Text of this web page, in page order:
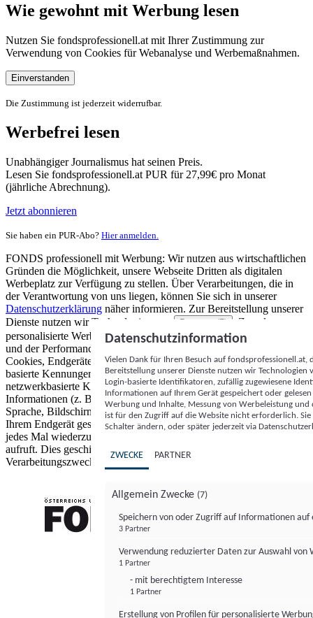
Wie gewohnt mit Werbung lesen
Nutzen Sie fondsprofessionell.at mit Ihrer Zustimmung zur
Verwendung von Cookies für Webanalyse und Werbemaßnahmen.
Einverstanden
Die Zustimmung ist jederzeit widerrufbar.
Werbefrei lesen
Unabhängiger Journalismus hat seinen Preis.
Lesen Sie fondsprofessionell.at PUR für 27,99€ pro Monat
(jährliche Abrechnung).
Jetzt abonnieren
Sie haben ein PUR-Abo? Hier anmelden.
FONDS professionell mit Werbung: Wir nutzen aus wirtschaftlichen
Gründen die Möglichkeit, unsere Webseite Dritten als digitalen
Werbeplatz zur Verfügung zu stellen. Über Verarbeitungen, die in
der Verantwortung von uns liegen, können Sie sich in unserer
Datenschutzerklärung näher informieren. Zur Bereitstellung unserer
Dienste nutzen wir Technologien von
Partnern (5)
. Zwecke:
personalisierte Werbung und Inhalte, Messung von Werbeleistung
und der Performance von Inhalten sowie Zielgruppenforschung.
Cookies, Endgeräte- oder ähnliche Online-Kennungen (z. B. login-
basierte Kennungen, zufällig generierte Kennungen,
netzwerkbasierte Kennungen) können zusammen mit anderen
Informationen (z. B. Browsertyp und Browserinformationen,
Sprache, Bildschirmgröße, unterstützte Technologien usw.) auf
Ihrem Endgerät gespeichert oder von dort ausgelesen werden, um es
jedes Mal wiederzuerkennen, wenn es eine App oder einer Webseite
aufruft. Dies geschieht für einen oder mehrere der hier aufgeführten
Verarbeitungszwecke.
Datenschutzinformation
Vielen Dank für Ihren Besuch auf
Bereitstellung unserer Dienste nutzen wir Technologien
Login-basierte Identifikatoren, zufällig zugewiesene
Informationen auf Ihrem Gerät gespeichert oder
Werbung und Inhalte, Messung von Werbeleistung
ist für den Zugriff auf die Website nicht erforderlich.
Schalter ändern, oder später jederzeit via
ZWECKE PARTNER
Allgemein Zwecke (7)
Speichern von oder Zugriff auf Informationen auf
3 Partner
Verwendung reduzierter Daten zur Auswahl von
1 Partner
- mit berechtigtem Interesse
1 Partner
Erstellung von Profilen für personalisierte
FONDS professionell